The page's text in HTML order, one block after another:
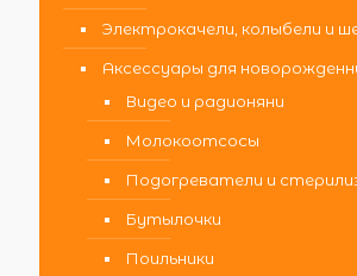
Электрокачели, колыбели и
Аксессуары для
Видео и радионяни
Молокоотсосы
Подогреватели и
Бутылочки
Поильники